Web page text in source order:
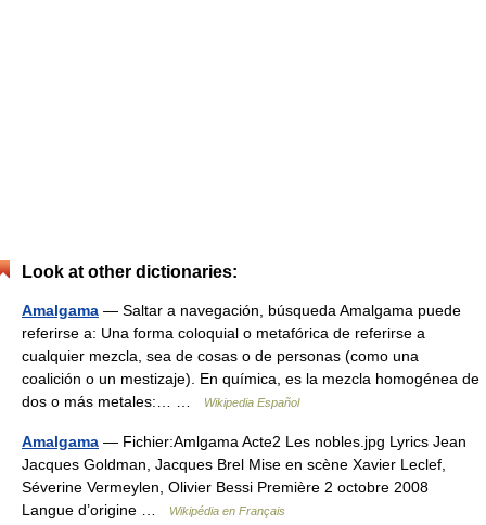
Look at other dictionaries:
Amalgama — Saltar a navegación, búsqueda Amalgama puede
referirse a: Una forma coloquial o metafórica de referirse a
cualquier mezcla, sea de cosas o de personas (como una
coalición o un mestizaje). En química, es la mezcla homogénea de
dos o más metales:… …
Wikipedia Español
Amalgama — Fichier:Amlgama Acte2 Les nobles.jpg Lyrics Jean
Jacques Goldman, Jacques Brel Mise en scène Xavier Leclef,
Séverine Vermeylen, Olivier Bessi Première 2 octobre 2008
Langue d’origine …
Wikipédia en Français